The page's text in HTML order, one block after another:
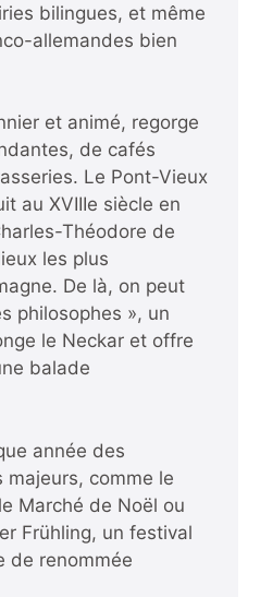
bilingues, et même
allemandes bien
et animé, regorge
de cafés
Le Pont-Vieux
au XVIIIe siècle en
Théodore de
les plus
De là, on peut
philosophes », un
le Neckar et offre
balade
année des
majeurs, comme le
Marché de Noël ou
Frühling, un festival
de renommée